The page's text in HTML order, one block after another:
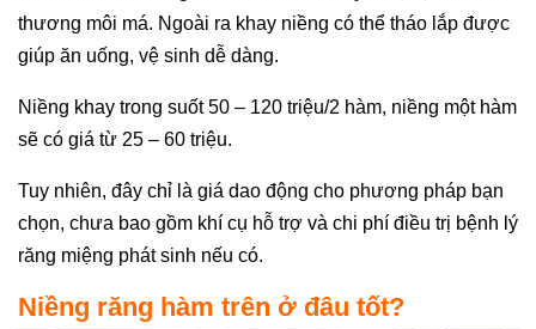
thương môi má. Ngoài ra khay niềng có thể tháo lắp được
giúp ăn uống, vệ sinh dễ dàng.
Niềng khay trong suốt 50 – 120 triệu/2 hàm, niềng một hàm
sẽ có giá từ 25 – 60 triệu.
Tuy nhiên, đây chỉ là giá dao động cho phương pháp bạn
chọn, chưa bao gồm khí cụ hỗ trợ và chi phí điều trị bệnh lý
răng miệng phát sinh nếu có.
Niềng răng hàm trên ở đâu tốt?